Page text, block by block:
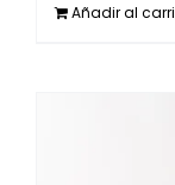
Añadir al